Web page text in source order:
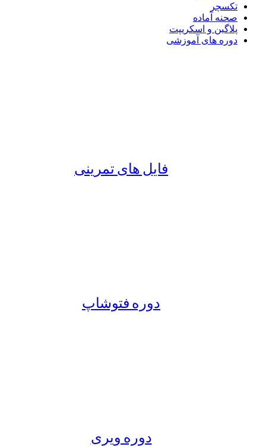
تکسچر
صحنه آماده
پلاگین و اسکریپت
دوره های آموزشی
فایل های تمرینی
دوره فتوشاپ
دوره ویری